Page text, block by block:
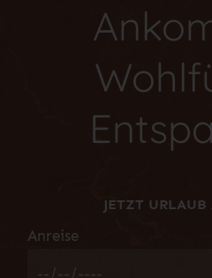
JETZT URLAUB
Anreise